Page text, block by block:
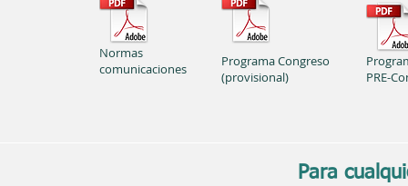
Normas
comunicaciones
Programa Congreso
(provisional)
PRE-
Para